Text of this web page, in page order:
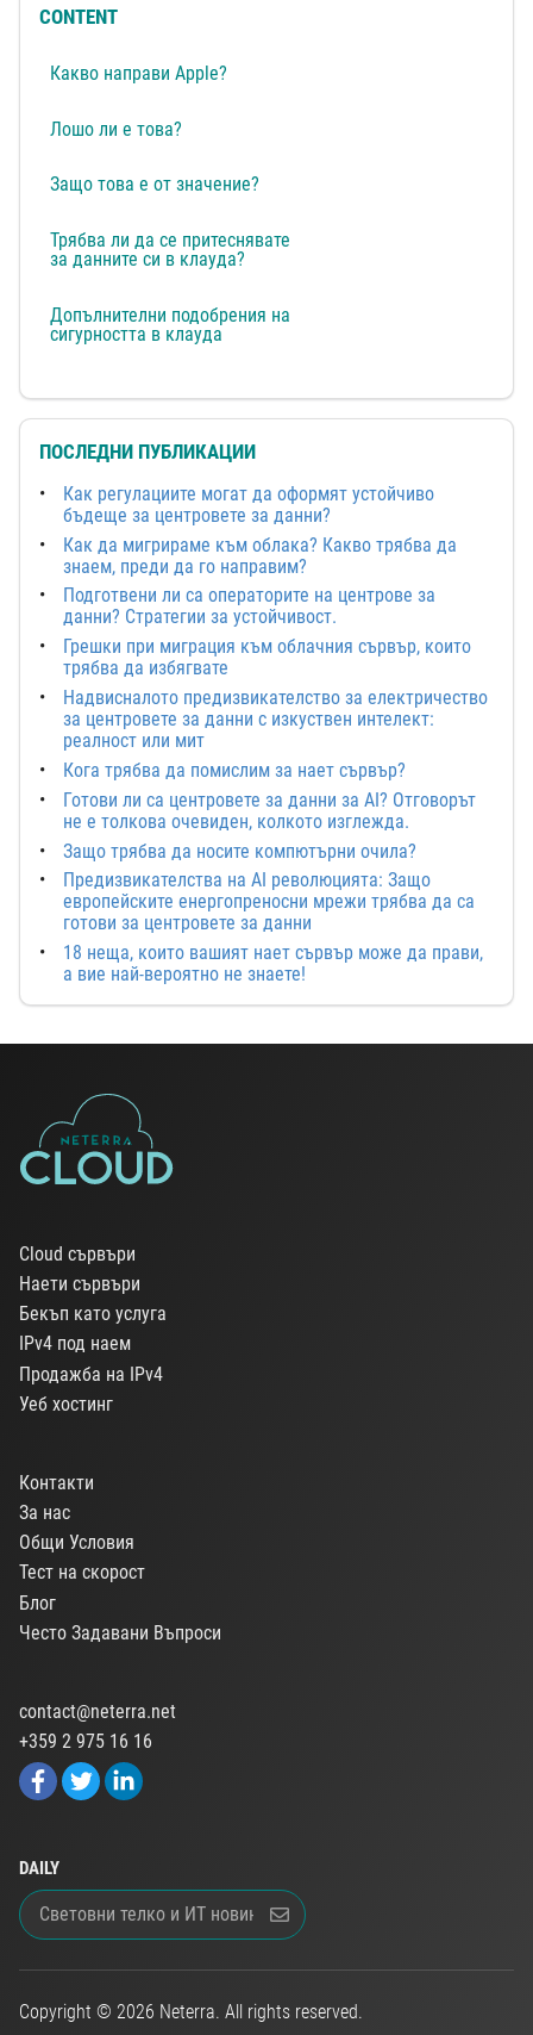
CONTENT
Какво направи Apple?
Лошо ли е това?
Защо това е от значение?
Трябва ли да се притеснявате
за данните си в клауда?
Допълнителни подобрения на
сигурността в клауда
ПОСЛЕДНИ ПУБЛИКАЦИИ
Как регулациите могат да оформят устойчиво
бъдеще за центровете за данни?
Как да мигрираме към облака? Какво трябва да
знаем, преди да го направим?
Подготвени ли са операторите на центрове за
данни? Стратегии за устойчивост.
Грешки при миграция към облачния сървър, които
трябва да избягвате
Надвисналото предизвикателство за електричество
за центровете за данни с изкуствен интелект:
реалност или мит
Кога трябва да помислим за нает сървър?
Готови ли са центровете за данни за AI? Отговорът
не е толкова очевиден, колкото изглежда.
Защо трябва да носите компютърни очила?
Предизвикателства на AI революцията: Защо
европейските енергопреносни мрежи трябва да са
готови за центровете за данни
18 неща, които вашият нает сървър може да прави,
а вие най-вероятно не знаете!
Cloud сървъри
Наети сървъри
Бекъп като услуга
IPv4 под наем
Продажба на IPv4
Уеб хостинг
Контакти
За нас
Общи Условия
Тест на скорост
Блог
Често Задавани Въпроси
contact@neterra.net
+359 2 975 16 16
DAILY
Copyright © 2026 Neterra. All rights reserved.